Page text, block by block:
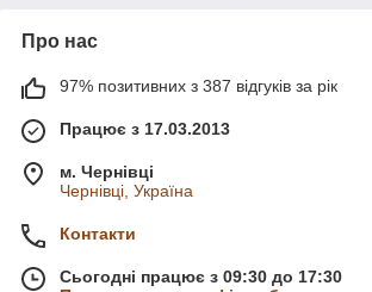
Про нас
97% позитивних з 387 відгуків за рік
Працює з 17.03.2013
м. Чернівці
Чернівці, Україна
Контакти
Сьогодні працює з 09:30 до 17:30